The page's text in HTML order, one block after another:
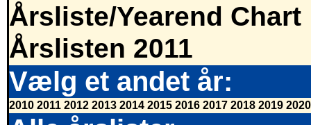
Årsliste/Yearend Chart
Årslisten 2011
Vælg et andet år:
2010 2011 2012 2013 2014 2015 2016 2017 2018 2019 2020